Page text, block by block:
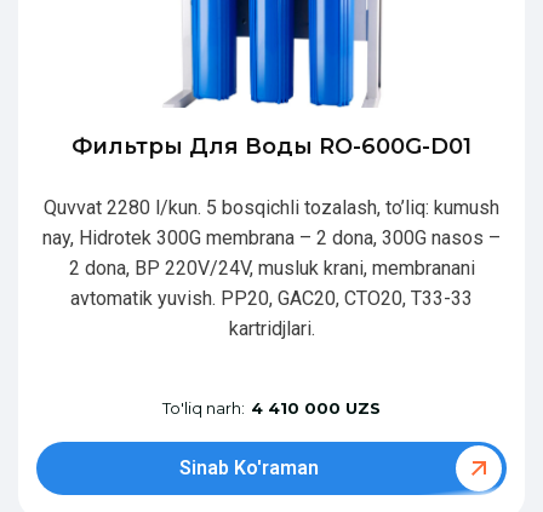
Фильтры Для Воды RO-600G-D01
Quvvat 2280 l/kun. 5 bosqichli tozalash, to’liq: kumush
nay, Hidrotek 300G membrana – 2 dona, 300G nasos –
2 dona, BP 220V/24V, musluk krani, membranani
avtomatik yuvish. PP20, GAC20, CTO20, T33-33
kartridjlari.
To'liq narh: 4 410 000 UZS
Sinab Ko'raman